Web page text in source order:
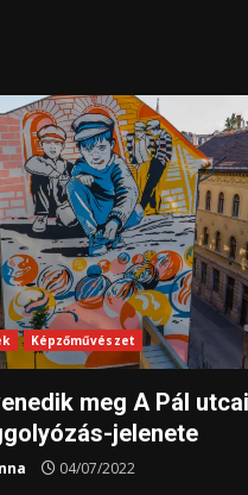
Képzőművészet
meg A Pál
jelenete
04/07/2022